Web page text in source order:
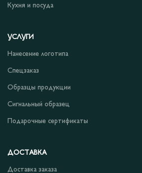
Кухня и посуда
УСЛУГИ
Нанесение логотипа
Спецзаказ
Образцы продукции
Сигнальный образец
Подарочные сертификаты
ДОСТАВКА
Доставка заказа